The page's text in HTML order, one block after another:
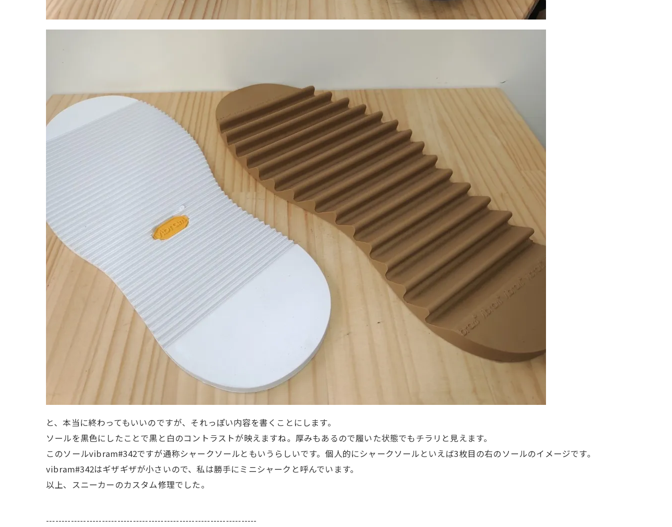
と、本当に終わってもいいのですが、それっぽい内容を書くことにします。
ソールを黒色にしたことで黒と白のコントラストが映えますね。厚みもあるので履いた状態でもチラリと見えます。
このソールvibram#342ですが通称シャークソールともいうらしいです。個人的にシャークソールといえば3枚目の右のソールのイメージです。
vibram#342はギザギザが小さいので、私は勝手にミニシャークと呼んでいます。
以上、スニーカーのカスタム修理でした。
--------------------------------------------------------------------